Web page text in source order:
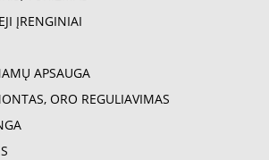
ĮRENGINIAI
APSAUGA
ORO REGULIAVIMAS